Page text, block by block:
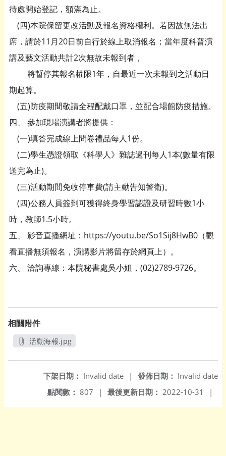
待處開始登記，額滿為止。
(四)本院保留更改活動及報名資格權利。若因故無法出
席，請於11月20日前自行於線上取消報名；當年度科普演
講及藝文活動共計2次無故未報到者，
將暫停其報名權限1年，自最近一次未報到之活動日
期起算。
(五)防疫期間敬請全程配戴口罩，並配合場館防疫措施。
四、 參加現場演講者將提供：
(一)填答完成線上問卷禮品每人1份。
(二)學生憑證領取《科學人》雜誌過刊每人1本(數量有限
送完為止)。
(三)活動期間免收停車費(請主動告知警衛)。
(四)公務人員簽到可獲得終身學習認證及研習時數1小
時，教師1.5小時。
五、 影音直播網址：https://youtu.be/So1Sij8HwB0（觀
看直播無須報名，演講影片將留存於網頁上）。
六、 洽詢專線：本院秘書處吳小姐，(02)2789-9726。
相關附件
活動海報.jpg
發佈日期： Invalid date
下架日期： Invalid date
|
最後更新日期： 2022-10-31 |
點閱數： 807 |